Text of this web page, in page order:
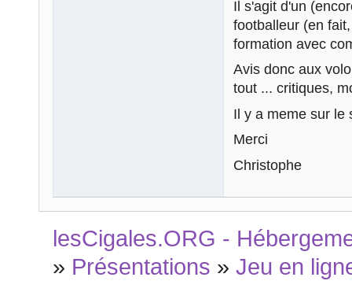
Il s'agit d'un
footballeur (en
formation avec
Avis donc aux
tout ... critiques,
Il y a meme sur le
Merci
Christophe
lesCigales.ORG -
» Présentations »Jeu en